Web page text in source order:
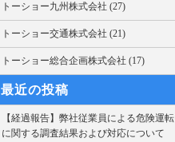
トーショー九州株式会社 (27)
トーショー交通株式会社 (21)
トーショー総合企画株式会社 (17)
最近の投稿
【経過報告】弊社従業員による危険運転
に関する調査結果および対応について